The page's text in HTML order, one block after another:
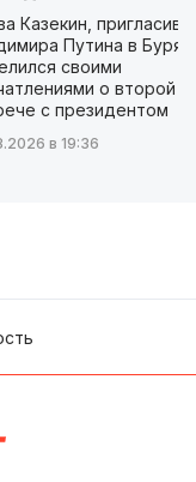
Казекин,
Путина в
своими
о второй
с президентом
в 19:36